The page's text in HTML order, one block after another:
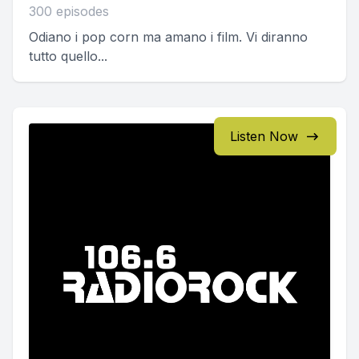
300 episodes
Odiano i pop corn ma amano i film. Vi diranno
tutto quello...
Listen Now